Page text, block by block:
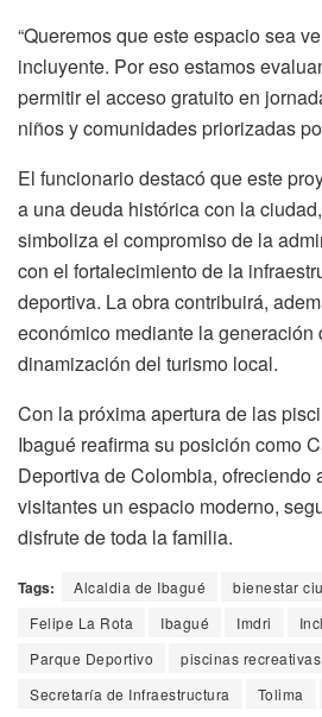
“Queremos que este espacio sea
incluyente. Por eso estamos
permitir el acceso gratuito en
niños y comunidades priorizadas
El funcionario destacó que este
a una deuda histórica con la
simboliza el compromiso de la
con el fortalecimiento de la
deportiva. La obra contribuirá,
económico mediante la generación
dinamización del turismo local.
Con la próxima apertura de las
Ibagué reafirma su posición como
Deportiva de Colombia, ofreciendo
visitantes un espacio moderno,
disfrute de toda la familia.
Tags: Alcaldia de Ibagué bienestar
Felipe La Rota
Ibagué Imdri
Parque Deportivo
piscinas recreativas
Secretaría de Infraestructura
Tolima